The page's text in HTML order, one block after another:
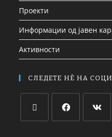
Проекти
Информации од јавен
Активности
СЛЕДЕТЕ НЀ НА